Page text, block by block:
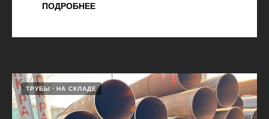
ПОДРОБНЕЕ
ТРУБЫ НА СКЛАДЕ